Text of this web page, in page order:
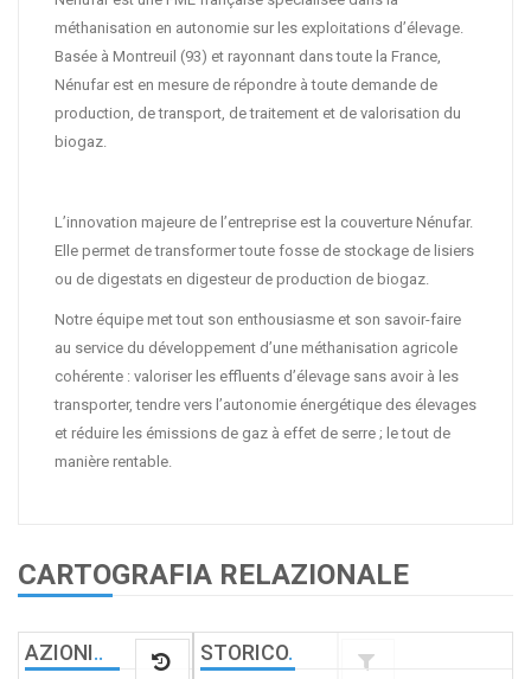
méthanisation en autonomie sur les exploitations d’élevage.
Basée à Montreuil (93) et rayonnant dans toute la France,
Nénufar est en mesure de répondre à toute demande de
production, de transport, de traitement et de valorisation du
biogaz.
L’innovation majeure de l’entreprise est la couverture Nénufar.
Elle permet de transformer toute fosse de stockage de lisiers
ou de digestats en digesteur de production de biogaz.
Notre équipe met tout son enthousiasme et son savoir-faire
au service du développement d’une méthanisation agricole
cohérente : valoriser les effluents d’élevage sans avoir à les
transporter, tendre vers l’autonomie énergétique des élevages
et réduire les émissions de gaz à effet de serre ; le tout de
manière rentable.
CARTOGRAFIA RELAZIONALE
AZIONI.. STORICO.